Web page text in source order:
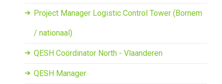
Project Manager Logistic Control Tower (Bornem
/ nationaal)
QESH Coördinator North - Vlaanderen
QESH Manager